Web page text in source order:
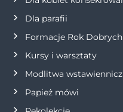
a
w
p
i
Dla parafii
Formacje Rok
Kursy i warsztaty
Modlitwa
Papież mówi